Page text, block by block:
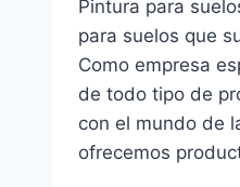
Pintura para
para suelos que
Como empresa
de todo tipo de
con el mundo de
ofrecemos